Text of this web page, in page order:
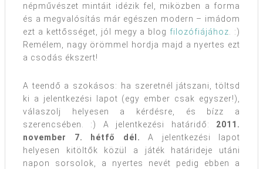
népművészet mintáit idézik fel, miközben a forma
és a megvalósítás már egészen modern – imádom
ezt a kettősséget, jól megy a blog filozófiájához. :)
Remélem, nagy örömmel hordja majd a nyertes ezt
a csodás ékszert!
A teendő a szokásos: ha szeretnél játszani, töltsd
ki a jelentkezési lapot (egy ember csak egyszer!),
válaszolj helyesen a kérdésre, és bízz a
szerencsében. :) A jelentkezési határidő: 2011.
november 7. hétfő dél. A jelentkezési lapot
helyesen kitöltők közül a játék határideje utáni
napon sorsolok, a nyertes nevét pedig ebben a